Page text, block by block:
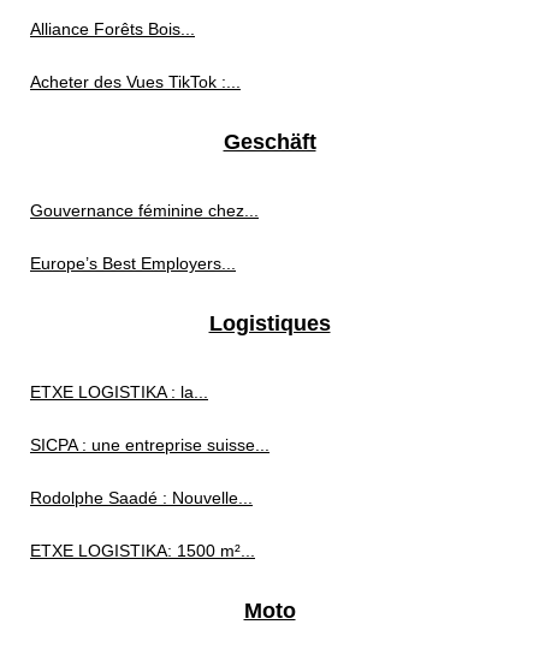
Alliance Forêts Bois...
Acheter des Vues TikTok :...
Geschäft
Gouvernance féminine chez...
Europe’s Best Employers...
Logistiques
ETXE LOGISTIKA : la...
SICPA : une entreprise suisse...
Rodolphe Saadé : Nouvelle...
ETXE LOGISTIKA: 1500 m²...
Moto